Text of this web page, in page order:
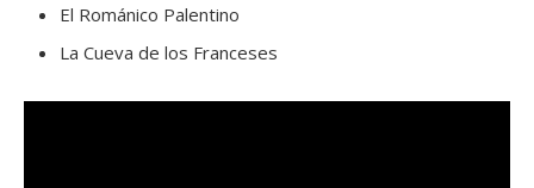
El Románico Palentino
La Cueva de los Franceses